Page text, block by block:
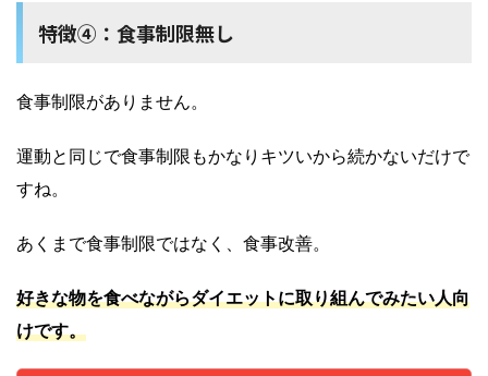
特徴④：食事制限無し
食事制限がありません。
運動と同じで食事制限もかなりキツいから続かないだけで
すね。
あくまで食事制限ではなく、食事改善。
好きな物を食べながらダイエットに取り組んでみたい人向
けです。